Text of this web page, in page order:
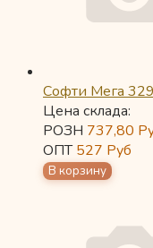
Софти Мега
Цена склада:
РОЗН 737,80
ОПТ527 Руб